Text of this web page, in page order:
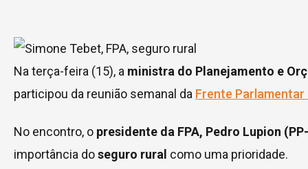
Na terça-feira (15), a ministra do Planejamento e
participou da reunião semanal da Frente Parlamentar
No encontro, o presidente da FPA, Pedro Lupion
importância doseguro rural como uma prioridade.